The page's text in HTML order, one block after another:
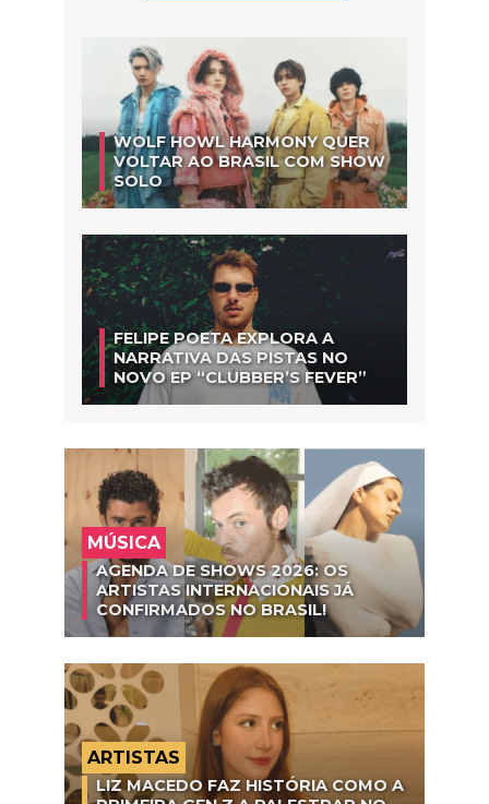
WOLF HOWL HARMONY QUER
VOLTAR AO BRASIL COM SHOW
SOLO
FELIPE POETA EXPLORA A
NARRATIVA DAS PISTAS NO
NOVO EP “CLUBBER’S FEVER”
MÚSICA
AGENDA DE SHOWS 2026: OS
ARTISTAS INTERNACIONAIS JÁ
CONFIRMADOS NO BRASIL!
ARTISTAS
LIZ MACEDO FAZ HISTÓRIA COMO A